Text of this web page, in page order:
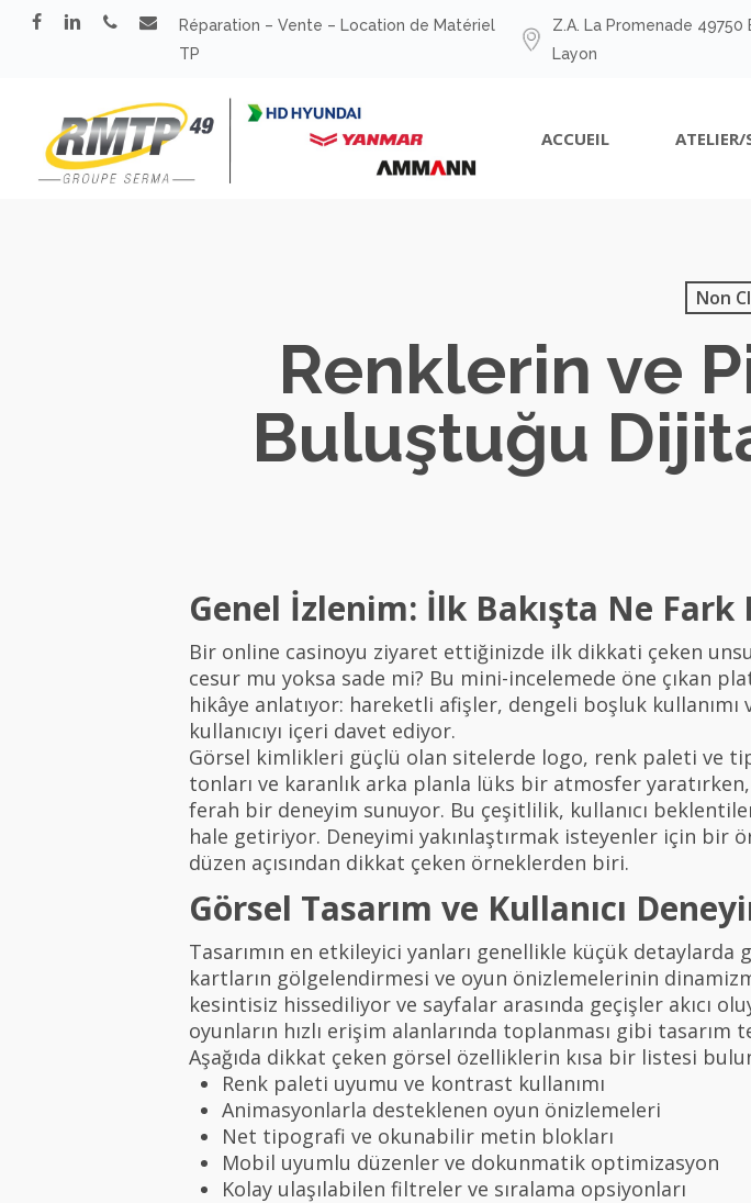
Skipfacebook
linkedinphoneemail
Réparation – Vente – Location de Matériel
TP
Z.A. La Promenade 49750
Layon
ACCUEIL ATELIER/
Non
Renklerin ve
Buluştuğu
Genel İzlenim: İlk Bakışta Ne Fark
Bir online casinoyu ziyaret ettiğinizde ilk dikkati çeken
cesur mu yoksa sade mi? Bu mini-incelemede öne çıkan
hikâye anlatıyor: hareketli afişler, dengeli boşluk
kullanıcıyı içeri davet ediyor.
Görsel kimlikleri güçlü olan sitelerde logo, renk paleti ve
tonları ve karanlık arka planla lüks bir atmosfer
ferah bir deneyim sunuyor. Bu çeşitlilik, kullanıcı
hale getiriyor. Deneyimi yakınlaştırmak isteyenler için bir
düzen açısından dikkat çeken örneklerden biri.
Görsel Tasarım ve Kullanıcı
Tasarımın en etkileyici yanları genellikle küçük
kartların gölgelendirmesi ve oyun önizlemelerinin
kesintisiz hissediliyor ve sayfalar arasında geçişler akıcı
oyunların hızlı erişim alanlarında toplanması gibi
Aşağıda dikkat çeken görsel özelliklerin kısa bir listesi
Renk paleti uyumu ve kontrast kullanımı
Animasyonlarla desteklenen oyun önizlemeleri
Net tipografi ve okunabilir metin blokları
Mobil uyumlu düzenler ve dokunmatik optimizasyon
Kolay ulaşılabilen filtreler ve sıralama opsiyonları